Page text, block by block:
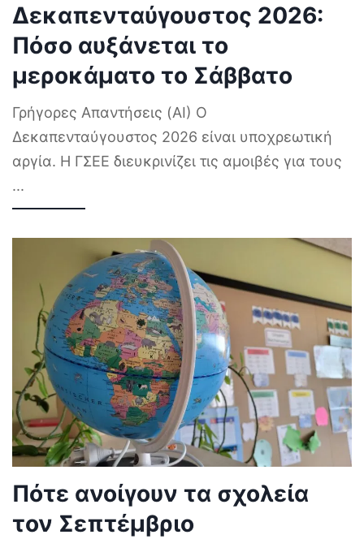
Δεκαπενταύγουστος 2026:
Πόσο αυξάνεται το
μεροκάματο το Σάββατο
Γρήγορες Απαντήσεις (AI) Ο
Δεκαπενταύγουστος 2026 είναι υποχρεωτική
αργία. Η ΓΣΕΕ διευκρινίζει τις αμοιβές για τους
...
Πότε ανοίγουν τα σχολεία
τον Σεπτέμβριο